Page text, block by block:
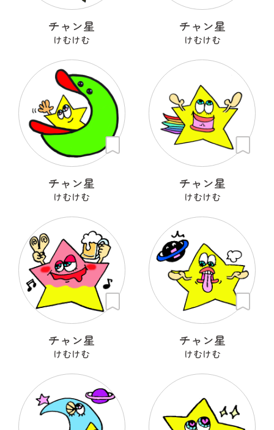
チャン星
けむけむ
チャン星
けむけむ
チャン星
けむけむ
チャン星
けむけむ
チャン星
けむけむ
チャン星
けむけむ